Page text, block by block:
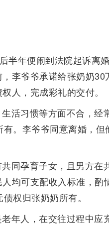
半年便闹到法院起诉离
李爷爷承诺给张奶奶
人，完成彩礼的交付。
活习惯等方面不合，经
。李爷爷同意离婚，但
同孕育子女，且男方在
均可支配收入标准，酌
权归张奶奶所有。
年人，在交往过程中应